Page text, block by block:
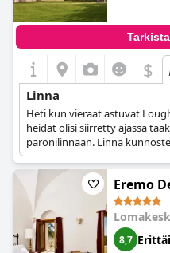
$
Linna
Heti kun vieraat astuvat
heidät olisi siirretty ajassa
paronilinnaan. Linna
jotta se tarjoaisi
mukavuudet, mutta se on
juurensa ja loistonsa ja
toivottaa kaikki vieraat
Linna oli 1300-luvulla
varsin myrskyisän historian
on nykyään.
Eremo
8,7